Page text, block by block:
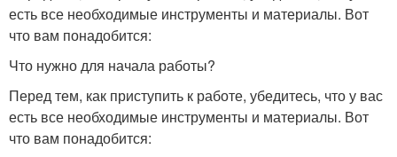
есть все необходимые инструменты и материалы. Вот
что вам понадобится:
Что нужно для начала работы?
Перед тем, как приступить к работе, убедитесь, что у вас
есть все необходимые инструменты и материалы. Вот
что вам понадобится: